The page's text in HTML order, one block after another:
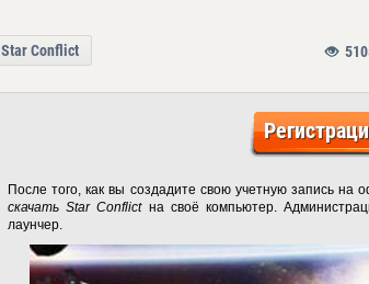
Star Conflict
После того, как вы создадите свою учетную запись на
скачать Star Conflictна своё компьютер.
лаунчер.